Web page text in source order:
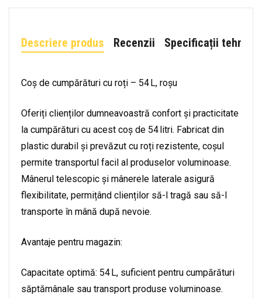
Descriere produs Recenzii Specificații tehnice
Coș de cumpărături cu roți – 54 L, roșu
Oferiți clienților dumneavoastră confort și practicitate
la cumpărături cu acest coș de 54 litri. Fabricat din
plastic durabil și prevăzut cu roți rezistente, coșul
permite transportul facil al produselor voluminoase.
Mânerul telescopic și mânerele laterale asigură
flexibilitate, permițând clienților să-l tragă sau să-l
transporte în mână după nevoie.
Avantaje pentru magazin:
Capacitate optimă: 54 L, suficient pentru cumpărături
săptămânale sau transport produse voluminoase.